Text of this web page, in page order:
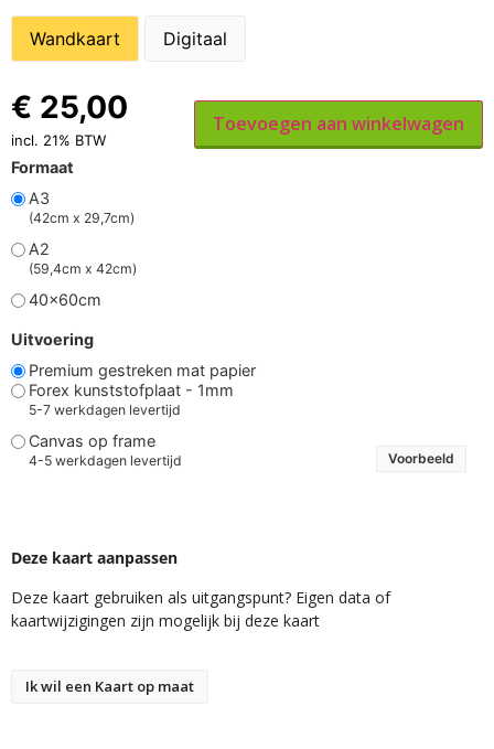
Wandkaart Digitaal
Formaat
A3
(42cm x 29,7cm)
A2
(59,4cm x 42cm)
40x60cm
Uitvoering
Premium gestreken mat papier
Forex kunststofplaat - 1mm
5-7 werkdagen levertijd
Canvas op frame
4-5 werkdagen levertijd Voorbeeld
€ 25,00
incl. 21% BTW
Toevoegen aan winkelwagen
Deze kaart aanpassen
Deze kaart gebruiken als uitgangspunt? Eigen data of
kaartwijzigingen zijn mogelijk bij deze kaart
Ik wil een Kaart op maat